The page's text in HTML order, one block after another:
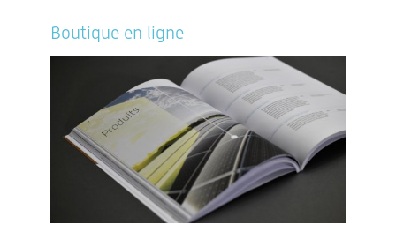
Boutique en ligne